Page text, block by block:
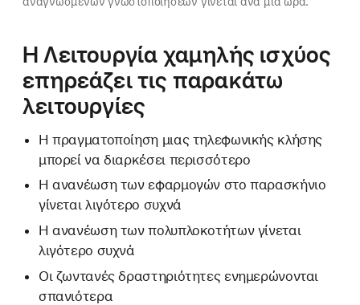
Η Λειτουργία χαμηλής ισχύος
επηρεάζει τις παρακάτω
λειτουργίες
Η πραγματοποίηση μιας τηλεφωνικής κλήσης
μπορεί να διαρκέσει περισσότερο
Η ανανέωση των εφαρμογών στο παρασκήνιο
γίνεται λιγότερο συχνά
Η ανανέωση των πολυπλοκοτήτων γίνεται
λιγότερο συχνά
Οι ζωντανές δραστηριότητες ενημερώνονται
σπανιότερα